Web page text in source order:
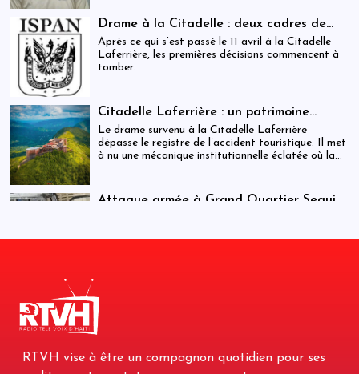
Drame à la Citadelle : deux cadres de
l’ISPAN et du MCC remerciés
Après ce qui s’est passé le 11 avril à la Citadelle
Laferrière, les premières décisions commencent à
tomber.
Citadelle Laferrière : un patrimoine
national livré à la fragmentation des
responsabilités
Le drame survenu à la Citadelle Laferrière
dépasse le registre de l’accident touristique. Il met
à nu une mécanique institutionnelle éclatée où la
opérationnelle. Entre la Police touristique, l’ISPAN
Attaque armée à Grand Quartier Seguin :
enquête qui s’élargit
Les autorités cherchent à clarifier les
circonstances exactes et les niveaux de
RTVH vise à être un compagnon quotidien pour ses